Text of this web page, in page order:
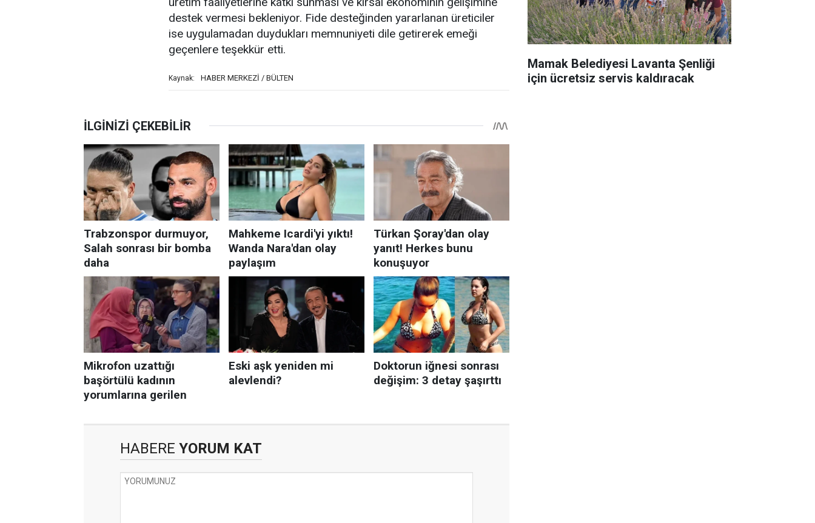
destek vermesi bekleniyor. Fide desteğinden yararlanan üreticiler
ise uygulamadan duydukları memnuniyeti dile getirerek emeği
geçenlere teşekkür etti.
Kaynak: HABER MERKEZİ / BÜLTEN
HABERE YORUM KAT
Mamak Belediyesi Lavanta Şenliği
için ücretsiz servis kaldıracak